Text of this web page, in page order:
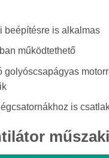
beépítésre is alkalmas
működtethető
golyóscsapágyas
is